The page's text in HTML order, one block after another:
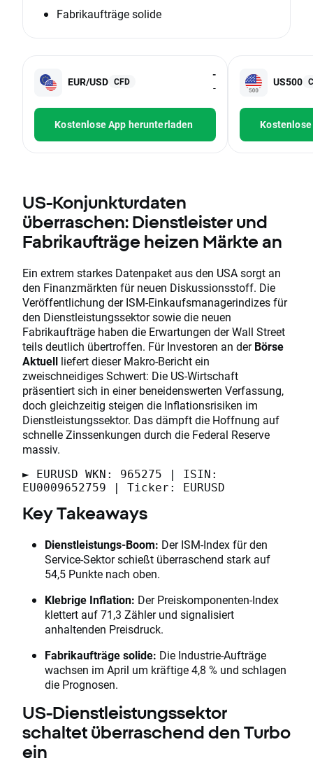
Fabrikaufträge solide
EUR/USD CFD
-
-
Kostenlose App herunterladen
US500
US-Konjunkturdaten
überraschen: Dienstleister und
Fabrikaufträge heizen Märkte an
Ein extrem starkes Datenpaket aus den USA sorgt an
den Finanzmärkten für neuen Diskussionsstoff. Die
Veröffentlichung der ISM-Einkaufsmanagerindizes für
den Dienstleistungssektor sowie die neuen
Fabrikaufträge haben die Erwartungen der Wall Street
teils deutlich übertroffen. Für Investoren an derBörse
Aktuell liefert dieser Makro-Bericht ein
zweischneidiges Schwert: Die US-Wirtschaft
präsentiert sich in einer beneidenswerten Verfassung,
doch gleichzeitig steigen die Inflationsrisiken im
Dienstleistungssektor. Das dämpft die Hoffnung auf
schnelle Zinssenkungen durch die Federal Reserve
massiv.
► EURUSD WKN: 965275 | ISIN:
EU0009652759 | Ticker: EURUSD
Key Takeaways
Dienstleistungs-Boom: Der ISM-Index für den
Service-Sektor schießt überraschend stark auf
54,5 Punkte nach oben.
Klebrige Inflation: Der Preiskomponenten-Index
klettert auf 71,3 Zähler und signalisiert
anhaltenden Preisdruck.
Fabrikaufträge solide: Die Industrie-Aufträge
wachsen im April um kräftige 4,8 % und schlagen
die Prognosen.
US-Dienstleistungssektor
schaltet überraschend den Turbo
ein